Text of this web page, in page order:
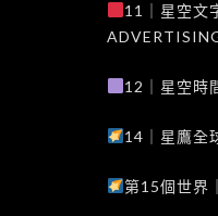
11｜星空文
12｜星空時
14｜星鷹全
第15個世界